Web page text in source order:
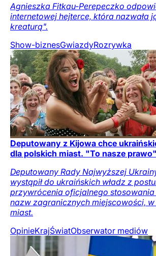
Agnieszka Fitkau-Perepeczko
internetowej hejterce, która nazwała
kreaturą".
Show-biznesGwiazdyRozrywka
Deputowany z Kijowa chce
dla polskich miast. "To nasze prawo"
Deputowany Rady Najwyższej
wystąpił do ukraińskich władz z
przywrócenia oficjalnego
nazw zagranicznych miejscowości,
miast.
OpinieKrajŚwiatObserwator mediów